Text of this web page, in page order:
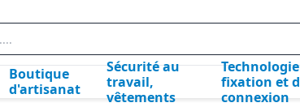
Boutique
d'artisanat
Sécurité au
travail,
vêtements
fixation et
connexion